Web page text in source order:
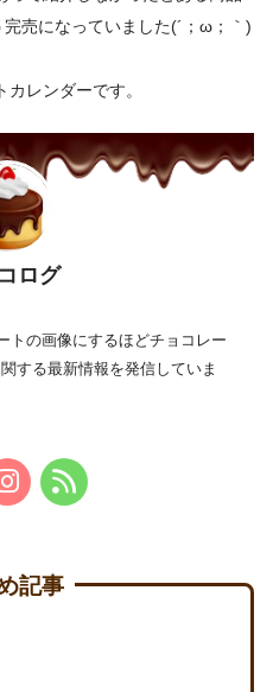
売になっていました(´；ω；｀)
レンダーです。
ログ
トの画像にするほどチョコレー
する最新情報を発信していま
記事